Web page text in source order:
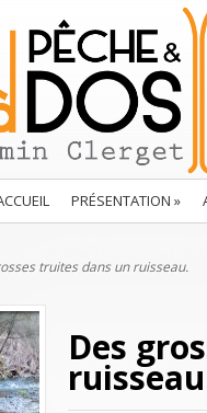
PRÉSENTATION »
truites dans un ruisseau.
Des